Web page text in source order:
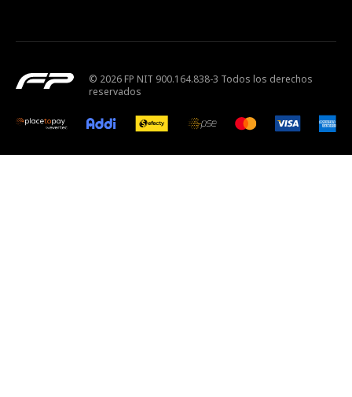
© 2026 FP NIT 900.164.838-3 Todos los derechos
reservados